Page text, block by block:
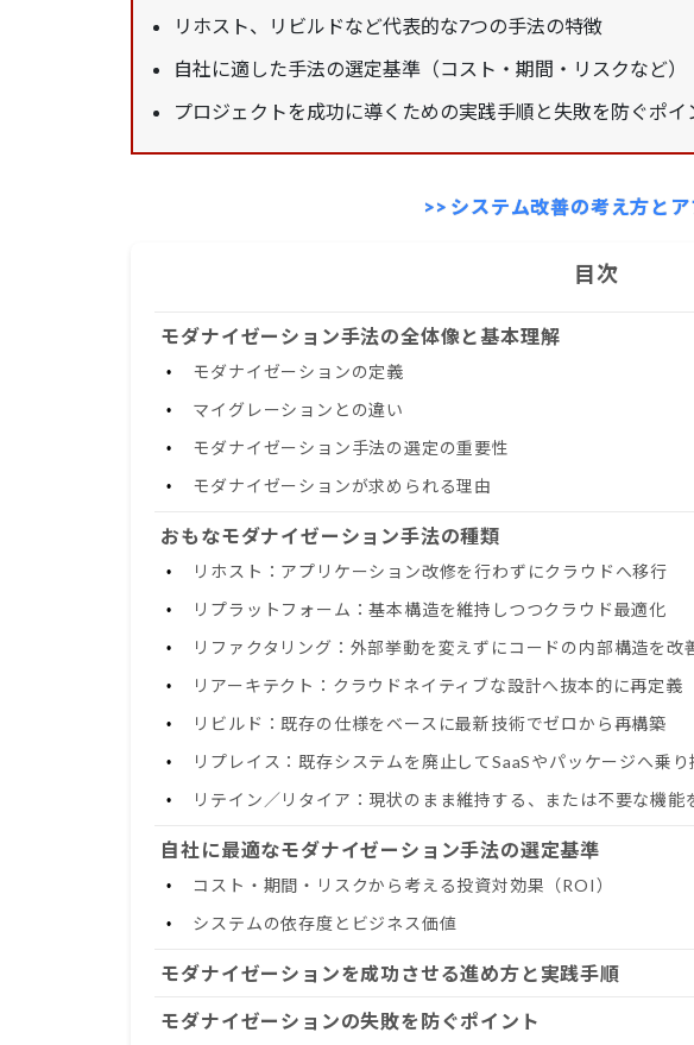
リホスト、リビルドなど代表的な7つの手法の特徴
自社に適した手法の選定基準（コスト・期間・リスクなど）
プロジェクトを成功に導くための実践手順と失敗を防ぐポイ
>> システム改善の考え方と
目次
モダナイゼーション手法の全体像と基本理解
モダナイゼーションの定義
マイグレーションとの違い
モダナイゼーション手法の選定の重要性
モダナイゼーションが求められる理由
おもなモダナイゼーション手法の種類
リホスト：アプリケーション改修を行わずにクラウドへ移行
リプラットフォーム：基本構造を維持しつつクラウド最適化
リファクタリング：外部挙動を変えずにコードの内部構造を改
リアーキテクト：クラウドネイティブな設計へ抜本的に再定義
リビルド：既存の仕様をベースに最新技術でゼロから再構築
リプレイス：既存システムを廃止してSaaSやパッケージへ乗り
リテイン／リタイア：現状のまま維持する、または不要な機能
自社に最適なモダナイゼーション手法の選定基準
コスト・期間・リスクから考える投資対効果（ROI）
システムの依存度とビジネス価値
モダナイゼーションを成功させる進め方と実践手順
モダナイゼーションの失敗を防ぐポイント